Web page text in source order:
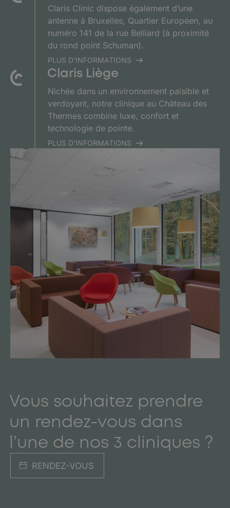
Claris Clinic dispose également d’une
antenne à Bruxelles, Quartier Européen, au
numéro 141 de la rue Belliard (à proximité
du rond point Schuman).
PLUS D'INFORMATIONS
Claris Liège
Nichée dans un environnement paisible et
verdoyant, notre clinique au Château des
Thermes combine luxe, confort et
technologie de pointe.
PLUS D'INFORMATIONS
Vous souhaitez prendre
un rendez-vous dans
l’une de nos 3 cliniques ?
RENDEZ-VOUS